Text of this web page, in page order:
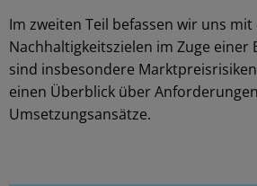
Im zweiten Teil befassen wir uns
Nachhaltigkeitszielen im Zuge einer
sind insbesondere
einen Überblick über
Umsetzungsansätze.